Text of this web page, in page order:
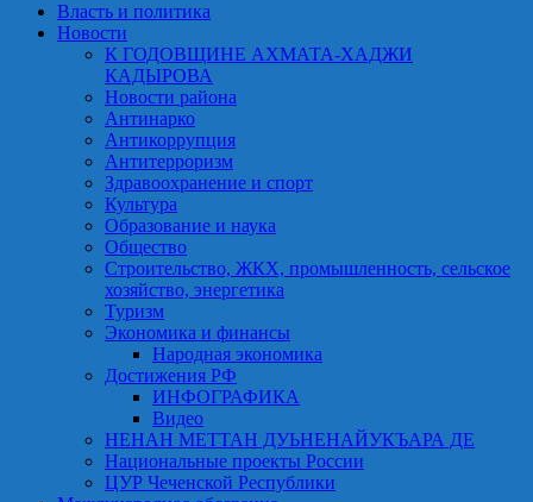
Власть и политика
Новости
К ГОДОВЩИНЕ АХМАТА-ХАДЖИ
КАДЫРОВА
Новости района
Антинарко
Антикоррупция
Антитерроризм
Здравоохранение и спорт
Культура
Образование и наука
Общество
Строительство, ЖКХ, промышленность, сельское
хозяйство, энергетика
Туризм
Экономика и финансы
Народная экономика
Достижения РФ
ИНФОГРАФИКА
Видео
НЕНАН МЕТТАН ДУЬНЕНАЙУКЪАРА ДЕ
Национальные проекты России
ЦУР Чеченской Республики